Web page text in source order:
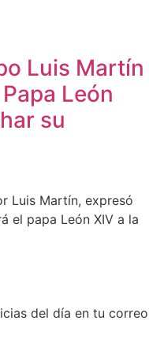
Luis Martín
León
su
Luis Martín, expresó
el papa León XIV a la
del día en tu correo